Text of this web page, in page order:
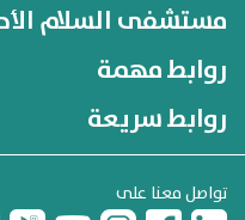
مستشفى السلام
روابط مهمة
روابط سريعة
تواصل معنا على